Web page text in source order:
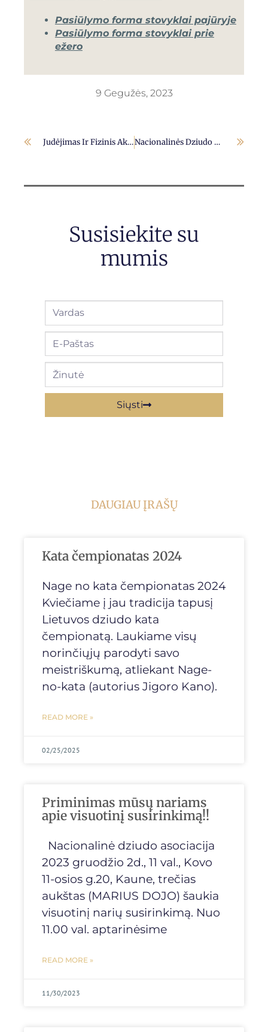
Pasiūlymo forma stovyklai pajūryje
Pasiūlymo forma stovyklai prie
ežero
9 Gegužės, 2023
Judėjimas Ir Fizinis Aktyvumas – Raktas Į Vaiko Gerovę Nacionalinės Dziudo Asociacijos Pranešimas Dėl Lietuvos Dziudo Sportininkų Dalyvavimo Pasaulio Dziudo Čempionate
Susisiekite su
mumis
Siųsti
DAUGIAU ĮRAŠŲ
Kata čempionatas 2024
Nage no kata čempionatas 2024
Kviečiame į jau tradicija tapusį
Lietuvos dziudo kata
čempionatą. Laukiame visų
norinčiųjų parodyti savo
meistriškumą, atliekant Nage-
no-kata (autorius Jigoro Kano).
READ MORE »
02/25/2025
Priminimas mūsų nariams
apie visuotinį susirinkimą!!
Nacionalinė dziudo asociacija
2023 gruodžio 2d., 11 val., Kovo
11-osios g.20, Kaune, trečias
aukštas (MARIUS DOJO) šaukia
visuotinį narių susirinkimą. Nuo
11.00 val. aptarinėsime
READ MORE »
11/30/2023